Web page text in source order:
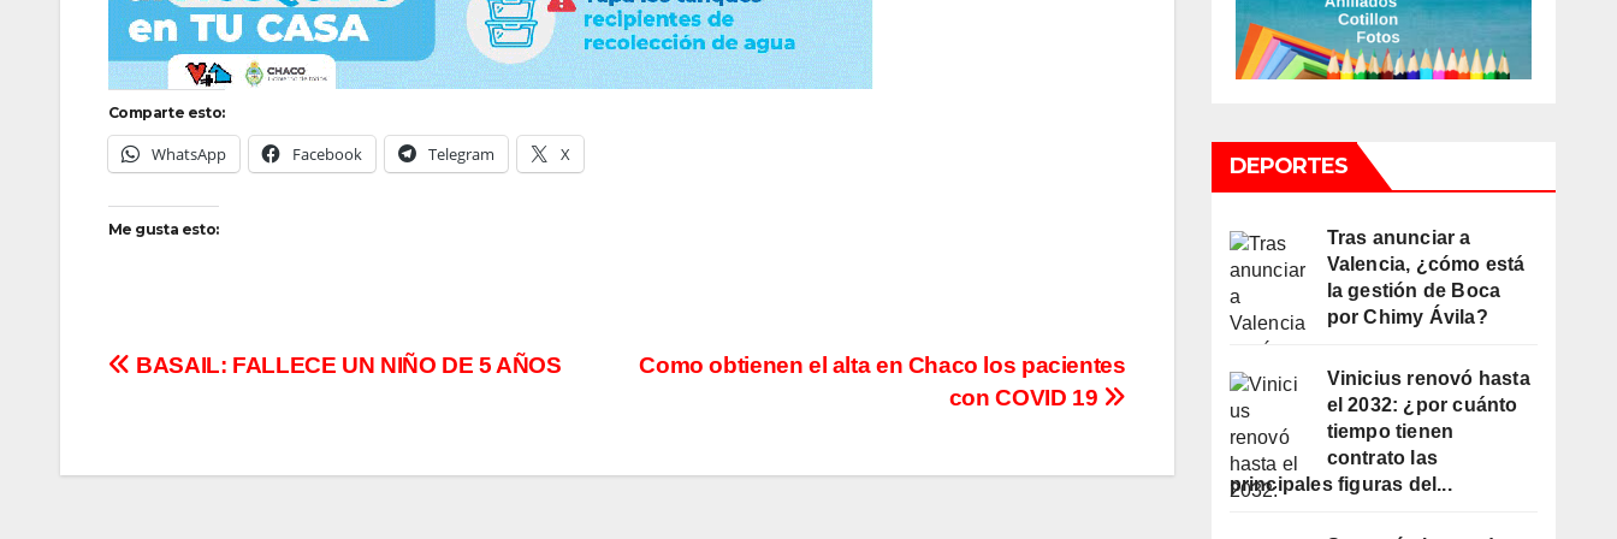
Comparte esto:
WhatsApp Facebook Telegram X
Me gusta esto:
Navegación
entradas
Como obtienen el alta en Chaco los pacientes
con COVID 19
BASAIL: FALLECE UN NIÑO DE 5 AÑOS
DEPORTES
Tras anunciar a
Valencia, ¿cómo está
la gestión de Boca
por Chimy Ávila?
Vinicius renovó hasta
el 2032: ¿por cuánto
tiempo tienen
contrato las
principales figuras del...